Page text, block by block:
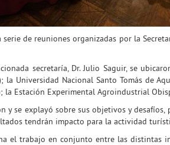
de reuniones organizadas por la
secretaría, Dr. Julio Saguir, se
Universidad Nacional Santo Tomás de
Estación Experimental Agroindustrial
y se explayó sobre sus objetivos y
tendrán impacto para la actividad
el trabajo en conjunto entre las